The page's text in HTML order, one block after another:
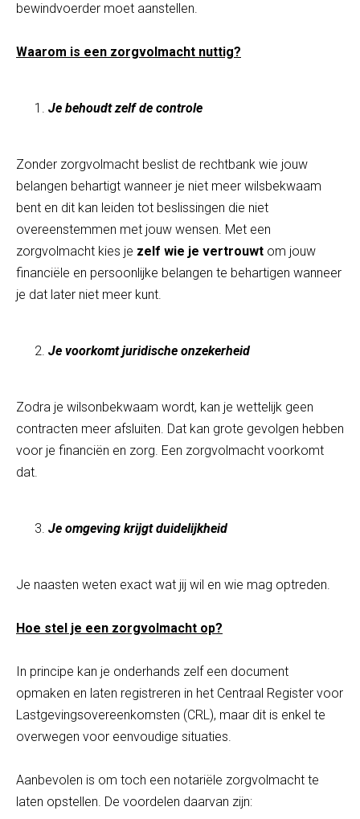
bewindvoerder moet aanstellen.
Waarom is een zorgvolmacht nuttig?
Je behoudt zelf de controle
Zonder zorgvolmacht beslist de rechtbank wie jouw
belangen behartigt wanneer je niet meer wilsbekwaam
bent en dit kan leiden tot beslissingen die niet
overeenstemmen met jouw wensen. Met een
zorgvolmacht kies je zelf wie je vertrouwt om jouw
financiële en persoonlijke belangen te behartigen wanneer
je dat later niet meer kunt.
Je voorkomt juridische onzekerheid
Zodra je wilsonbekwaam wordt, kan je wettelijk geen
contracten meer afsluiten. Dat kan grote gevolgen hebben
voor je financiën en zorg. Een zorgvolmacht voorkomt
dat.
Je omgeving krijgt duidelijkheid
Je naasten weten exact wat jij wil en wie mag optreden.
Hoe stel je een zorgvolmacht op?
In principe kan je onderhands zelf een document
opmaken en laten registreren in het Centraal Register voor
Lastgevingsovereenkomsten (CRL), maar dit is enkel te
overwegen voor eenvoudige situaties.
Aanbevolen is om toch een notariële zorgvolmacht te
laten opstellen. De voordelen daarvan zijn: